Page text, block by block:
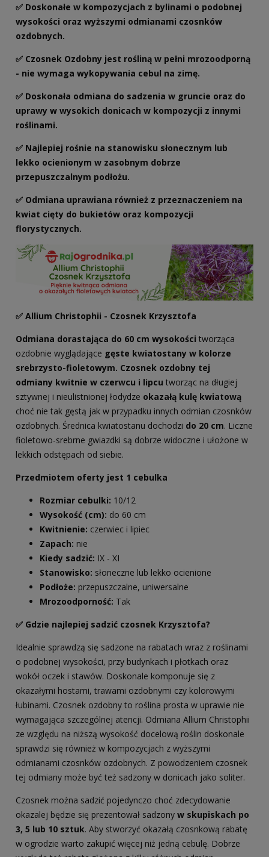
✅ Doskonałe w kompozycjach z bylinami o podobnej
wysokości oraz wyższymi odmianami czosnków
ozdobnych.
✅ Czosnek Ozdobny jest rośliną w pełni mrozoodporną
- nie wymaga wykopywania cebul na zimę.
✅ Doskonała odmiana do sadzenia w gruncie oraz do
uprawy w wysokich donicach w kompozycji z innymi
roślinami.
✅ Najlepiej rośnie na stanowisku słonecznym lub
lekko ocienionym w zasobnym dobrze
przepuszczalnym podłożu.
✅ Odmiana uprawiana również z przeznaczeniem na
kwiat cięty do bukietów oraz kompozycji
florystycznych.
✅ Allium Christophii - Czosnek Krzysztofa
Odmiana dorastająca do 60 cm wysokości tworząca
ozdobnie wyglądające gęste kwiatostany w kolorze
srebrzysto-fioletowym. Czosnek ozdobny tej
odmiany kwitnie w czerwcu i lipcu tworząc na długiej
sztywnej i nieulistnionej łodydze okazałą kulę kwiatową
choć nie tak gęstą jak w przypadku innych odmian czosnków
ozdobnych. Średnica kwiatostanu dochodzi do 20 cm. Liczne
fioletowo-srebrne gwiazdki są dobrze widoczne i ułożone w
lekkich odstępach od siebie.
Przedmiotem oferty jest 1 cebulka
Rozmiar cebulki: 10/12
Wysokość (cm): do 60 cm
Kwitnienie: czerwiec i lipiec
Zapach: nie
Kiedy sadzić: IX - XI
Stanowisko: słoneczne lub lekko ocienione
Podłoże: przepuszczalne, uniwersalne
Mrozoodporność: Tak
✅ Gdzie najlepiej sadzić czosnek Krzysztofa?
Idealnie sprawdzą się sadzone na rabatach wraz z roślinami
o podobnej wysokości, przy budynkach i płotkach oraz
wokół oczek i stawów. Doskonale komponuje się z
okazałymi hostami, trawami ozdobnymi czy kolorowymi
łubinami. Czosnek ozdobny to roślina prosta w uprawie nie
wymagająca szczególnej atencji. Odmiana Allium Christophii
ze względu na niższą wysokość docelową roślin doskonale
sprawdzi się również w kompozycjach z wyższymi
odmianami czosnków ozdobnych. Z powodzeniem czosnek
tej odmiany może być też sadzony w donicach jako soliter.
Czosnek można sadzić pojedynczo choć zdecydowanie
okazalej będzie się prezentował sadzony w skupiskach po
3, 5 lub 10 sztuk. Aby stworzyć okazałą czosnkową rabatę
w ogrodzie warto zakupić więcej niż jedną cebulę. Dobrze